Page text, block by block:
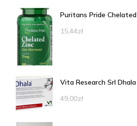
Puritans Pride
15,44zł
Vita Research Srl
49,00zł